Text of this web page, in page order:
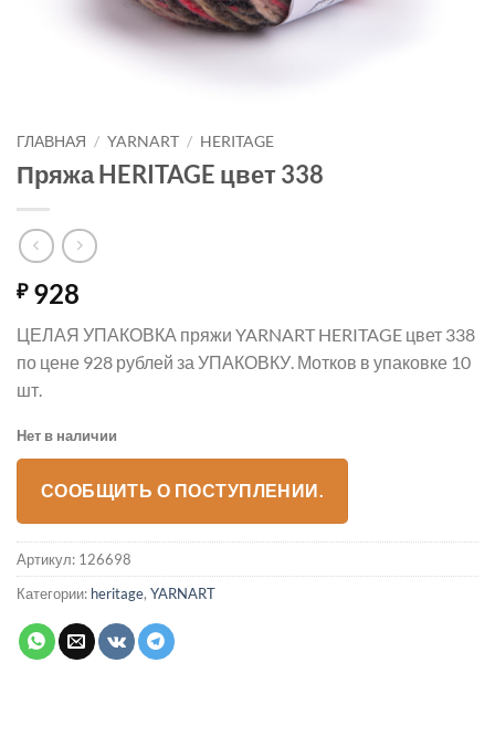
ГЛАВНАЯ / YARNART / HERITAGE
Пряжа HERITAGE цвет 338
₽928
ЦЕЛАЯ УПАКОВКА пряжи YARNART HERITAGE цвет 338
по цене 928 рублей за УПАКОВКУ. Мотков в упаковке 10
шт.
Нет в наличии
СООБЩИТЬ О ПОСТУПЛЕНИИ.
Артикул: 126698
Категории: heritage, YARNART